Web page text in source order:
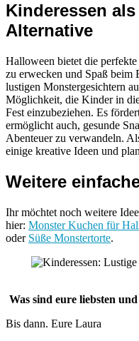
Kinderessen
Alternative
Halloween bietet die
zu erwecken und Spaß beim
lustigen Monstergesichtern
Möglichkeit, die Kinder in
Fest einzubeziehen. Es
ermöglicht auch, gesunde
Abenteuer zu verwandeln.
einige kreative Ideen und
Weitere
Ihr möchtet noch weitere
hier: Monster Kuchen für
oder Süße Monstertorte.
Was sind eure liebsten
Bis dann. Eure Laura